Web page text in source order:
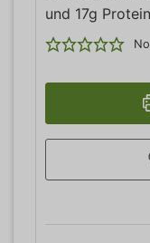
und 17g